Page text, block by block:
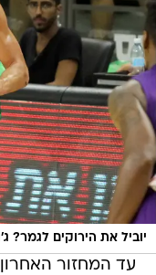
יוביל את הירוקים לגמר?
עד המחזור